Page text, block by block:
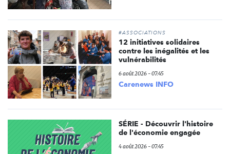
#ASSOCIATIONS
12 initiatives solidaires
contre les inégalités et les
vulnérabilités
6 août 2026 - 07:45
Carenews INFO
SÉRIE - Découvrir l'histoire
de l'économie engagée
4 août 2026 - 07:45